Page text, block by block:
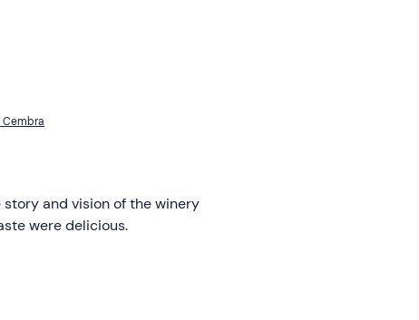
Cembra
and vision of the winery
were delicious.